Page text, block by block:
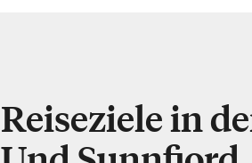
Reiseziele in